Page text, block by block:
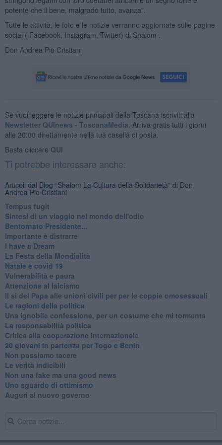
potente che il bene, malgrado tutto, avanza”.
Tutte le attività, le foto e le notizie verranno aggiornate sulle pagine
social ( Facebook, Instagram, Twitter) di Shalom .
Don Andrea Pio Cristiani
Se vuoi leggere le notizie principali della Toscana iscriviti alla
Newsletter QUInews - ToscanaMedia. Arriva gratis tutti i giorni
alle 20:00 direttamente nella tua casella di posta.
Basta cliccare QUI
Ti potrebbe interessare anche:
Articoli dal Blog “Shalom La Cultura della Solidarietà” di Don
Andrea Pio Cristiani
​Tempus fugit
​Sintesi di un viaggio nel mondo dell'odio
Bentornato Presidente...
Importante è distrarre
​I have a Dream
La Festa della Mondialità
Natale e covid 19
Vulnerabilità e paura
Attenzione al laicismo
Il si del Papa alle unioni civili per per le coppie omosessuali
Le ragioni della politica
​Una ignobile confessione, per un costume che mi tormenta
La responsabilità politica
Critica alla cooperazione internazionale
20 giovani in partenza per Togo e Benin
​Non possiamo tacere
​Le verità indicibili
Non una fake ma una good news
Uno sguardo di ottimismo
Auguri al nuovo governo